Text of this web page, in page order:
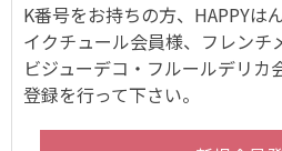
K番号をお持ちの方、HAPPYは
イクチュール会員様、フレンチ
ビジューデコ・フルールデリカ
登録を行って下さい。